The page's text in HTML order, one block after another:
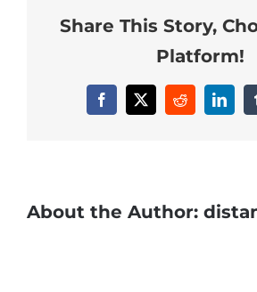
Share This Story,
Platform!
Facebook
X Reddit
About the Author: